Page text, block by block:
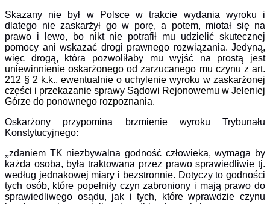
Skazany nie był w Polsce w trakcie wydania wyroku i
dlatego nie zaskarżył go w porę, a potem, miotał się na
prawo i lewo, bo nikt nie potrafił mu udzielić skutecznej
pomocy ani wskazać drogi prawnego rozwiązania. Jedyną,
więc drogą, która pozwoliłaby mu wyjść na prostą jest
uniewinnienie oskarżonego od zarzucanego mu czynu z art.
212 § 2 k.k., ewentualnie o uchylenie wyroku w zaskarżonej
części i przekazanie sprawy Sądowi Rejonowemu w Jeleniej
Górze do ponownego rozpoznania.
Oskarżony przypomina brzmienie wyroku Trybunału
Konstytucyjnego:
„zdaniem TK niezbywalna godność człowieka, wymaga by
każda osoba, była traktowana przez prawo sprawiedliwie tj.
według jednakowej miary i bezstronnie. Dotyczy to godności
tych osób, które popełniły czyn zabroniony i mają prawo do
sprawiedliwego osądu, jak i tych, które wprawdzie czynu